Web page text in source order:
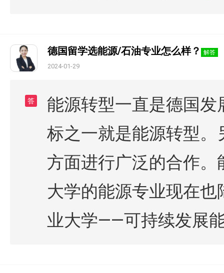
德国留学选能源/石油专业怎么样？ 解答
2024-01-29
答
能源转型一直是德国
标之一就是能源转型
方面进行广泛的合作
大学的能源专业现在
业大学——可持续发展